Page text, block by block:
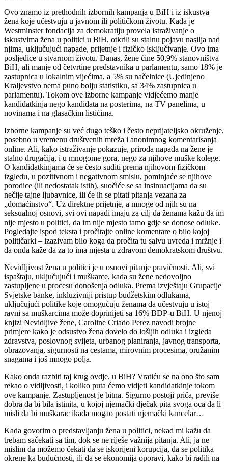
Ovo znamo iz prethodnih izbornih kampanja u BiH i iz iskustva
žena koje učestvuju u javnom ili političkom životu. Kada je
Westminster fondacija za demokratiju provela istraživanje o
iskustvima žena u politici u BiH, otkrili su stalnu pojavu nasilja nad
njima, uključujući napade, prijetnje i fizičko isključivanje. Ovo ima
posljedice u stvarnom životu. Danas, žene čine 50,9% stanovništva
BiH, ali manje od četvrtine predstavnika u parlamentu, samo 18% je
zastupnica u lokalnim vijećima, a 5% su načelnice (Ujedinjeno
Kraljevstvo nema puno bolju statistiku, sa 34% zastupnica u
parlamentu). Tokom ove izborne kampanje vidjećemo manje
kandidatkinja nego kandidata na posterima, na TV panelima, u
novinama i na glasačkim listićima.
Izborne kampanje su već dugo teško i često neprijateljsko okruženje,
posebno u vremenu društvenih mreža i anonimnog komentarisanja
online. Ali, kako istraživanje pokazuje, priroda napada na žene je
stalno drugačija, i u mnogome gora, nego za njihove muške kolege.
O kandidatkinjama će se često suditi prema njihovom fizičkom
izgledu, u pozitivnom i negativnom smislu, pominjaće se njihove
porodice (ili nedostatak istih), suočiće se sa insinuacijama da su
nečije tajne ljubavnice, ili će ih se pitati pitanja vezana za
„domaćinstvo“. Uz direktne prijetnje, a mnoge od njih su na
seksualnoj osnovi, svi ovi napadi imaju za cilj da ženama kažu da im
nije mjesto u politici, da im nije mjesto tamo gdje se donose odluke.
Pogledajte ispod teksta i pročitajte online komentare o bilo kojoj
političarki – izazivam bilo koga da pročita tu salvu uvreda i mržnje i
da onda kaže da za to ima mjesta u zdravom demokratskom društvu.
Nevidljivost žena u politici je u osnovi pitanje pravičnosti. Ali, svi
ispaštaju, uključujući i muškarce, kada su žene nedovoljno
zastupljene u procesu donošenja odluka. Prema izvještaju Grupacije
Svjetske banke, inkluzivniji pristup budžetskim odlukama,
uključujući politike koje omogućuju ženama da učestvuju u istoj
ravni sa muškarcima može doprinijeti sa 16% BDP-u BiH. U njenoj
knjizi Nevidljive žene, Caroline Criado Perez navodi brojne
primjere kako je odsustvo žena dovelo do lošijih odluka i izgleda
zdravstva, poslovnog svijeta, urbanog planiranja, javnog transporta,
obrazovanja, sigurnosti na cestama, mirovnim procesima, oružanim
snagama i još mnogo polja.
Kako onda razbiti taj krug ovdje, u BiH? Vratiću se na ono što sam
rekao o vidljivosti, i koliko puta ćemo vidjeti kandidatkinje tokom
ove kampanje. Zastupljenost je bitna. Sigurno postoji priča, previše
dobra da bi bila istinita, u kojoj njemački dječak pita svoga oca da li
misli da bi muškarac ikada mogao postati njemački kancelar…
Kada govorim o predstavljanju žena u politici, nekad mi kažu da
trebam sačekati sa tim, dok se ne riješe važnija pitanja. Ali, ja ne
mislim da možemo čekati da se iskorijeni korupcija, da se politika
okrene ka budućnosti, ili da se ekonomija oporavi, kako bi radili na